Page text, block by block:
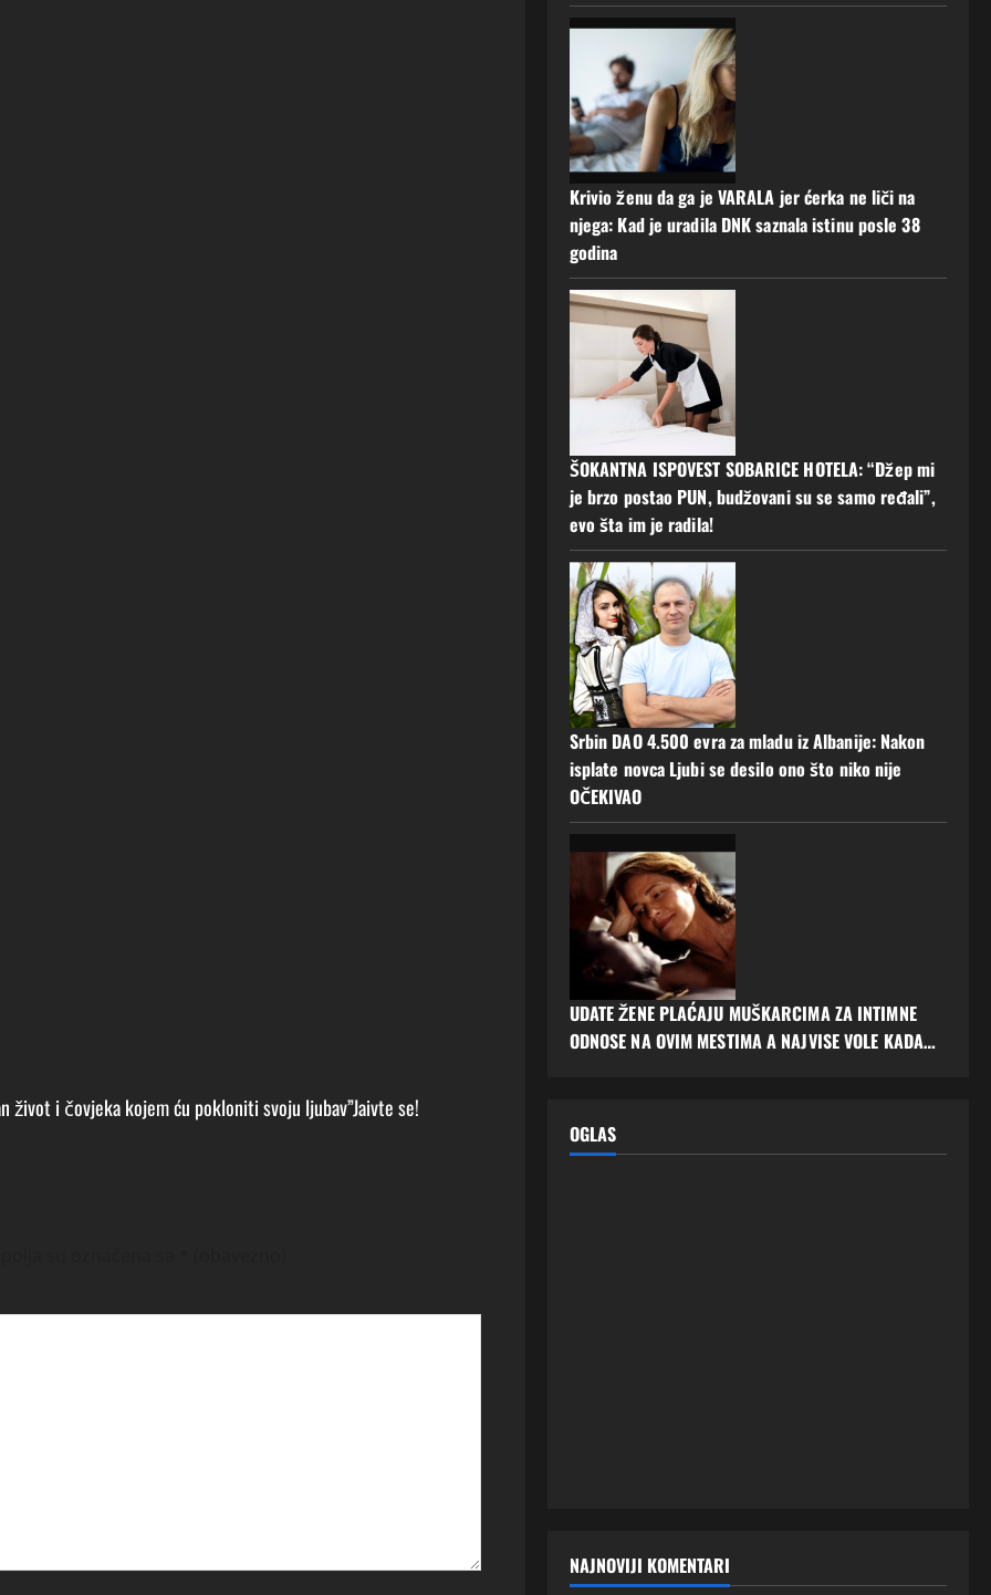
život i čovjeka kojem ću pokloniti svoju ljubav”Jaivte se!
Krivio ženu da ga je VARALA jer ćerka ne liči na
njega: Kad je uradila DNK saznala istinu posle 38
godina
ŠOKANTNA ISPOVEST SOBARICE HOTELA: “Džep mi
je brzo postao PUN, budžovani su se samo ređali”,
evo šta im je radila!
Srbin DAO 4.500 evra za mladu iz Albanije: Nakon
isplate novca Ljubi se desilo ono što niko nije
OČEKIVAO
UDATE ŽENE PLAĆAJU MUŠKARCIMA ZA INTIMNE
ODNOSE NA OVIM MESTIMA A NAJVISE VOLE KADA…
OGLAS
NAJNOVIJI KOMENTARI